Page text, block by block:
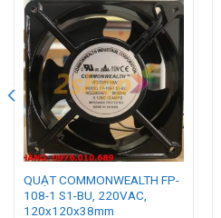
QUẠT COMMONWEALTH FP-
108-1 S1-BU, 220VAC,
120x120x38mm